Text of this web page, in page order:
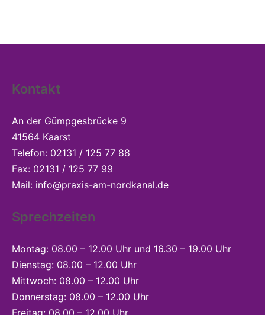
Kontakt
An der Gümpgesbrücke 9
41564 Kaarst
Telefon: 02131 / 125 77 88
Fax: 02131 / 125 77 99
Mail: info@praxis-am-nordkanal.de
Sprechzeiten
Montag: 08.00 – 12.00 Uhr und 16.30 – 19.00 Uhr
Dienstag: 08.00 – 12.00 Uhr
Mittwoch: 08.00 – 12.00 Uhr
Donnerstag: 08.00 – 12.00 Uhr
Freitag: 08.00 – 12.00 Uhr